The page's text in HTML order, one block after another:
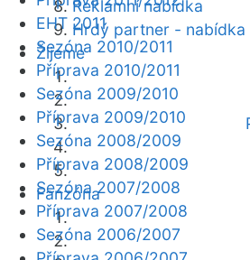
Reklamní nabídka
Hrdý partner - nabídka
Žijeme
Fanzóna
EHT 2011
Sezóna 2010/2011
Příprava 2010/2011
Sezóna 2009/2010
Příprava 2009/2010
Sezóna 2008/2009
Příprava 2008/2009
Sezóna 2007/2008
Příprava 2007/2008
Sezóna 2006/2007